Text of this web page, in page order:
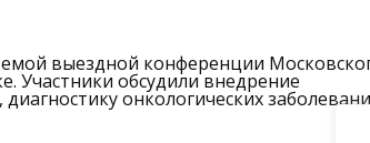
выездной конференции
Участники обсудили внедрение
онкологических